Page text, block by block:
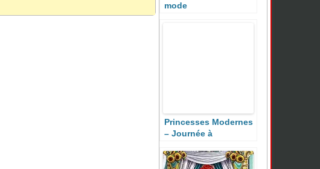
mode
Princesses Modernes
– Journée à